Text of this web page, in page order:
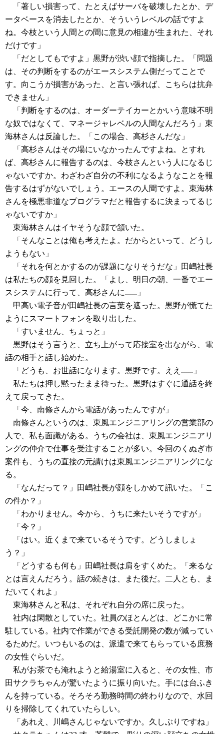
「著しい損害って、たとえばサーバを破壊したとか、デ
ータベースを消去したとか、そういうレベルの話ですよ
ね。今枝という人間との間に意見の相違が生まれた、それ
だけです」
「だとしてもですよ」黒野が渋い顔で指摘した。「問題
は、その判断をするのがエースシステム側だってことで
す。向こうが損害があった、と言い張れば、こちらは抗弁
できません」
「判断をするのは、オーダーテイカーとかいう意味不明
な奴ではなくて、マネージャレベルの人間なんだろう」東
海林さんは反論した。「この場合、高杉さんだな」
「高杉さんはその場にいなかったんですよね。とすれ
ば、高杉さんに報告するのは、今枝さんという人になるじ
ゃないですか。わざわざ自分の不利になるようなことを報
告するはずがないでしょう。エースの人間ですよ。東海林
さんを極悪非道なプログラマだと報告するに決まってるじ
ゃないですか」
東海林さんはイヤそうな顔で頷いた。
「そんなことは俺も考えたよ。だからといって、どうし
ようもない」
「それを何とかするのが課題になりそうだな」田嶋社長
は私たちの顔を見回した。「よし、明日の朝、一番でエー
スシステムに行って、高杉さんに......」
甲高い電子音が田嶋社長の言葉を遮った。黒野が慌てた
ようにスマートフォンを取り出した。
「すいません、ちょっと」
黒野はそう言うと、立ち上がって応接室を出ながら、電
話の相手と話し始めた。
「どうも、お世話になります。黒野です。ええ......」
私たちは押し黙ったまま待った。黒野はすぐに通話を終
えて戻ってきた。
「今、南條さんから電話があったんですが」
南條さんというのは、東風エンジニアリングの営業部の
人で、私も面識がある。うちの会社は、東風エンジニアリ
ングの仲介で仕事を受注することが多い。今回のくぬぎ市
案件も、うちの直接の元請けは東風エンジニアリングにな
る。
「なんだって？」田嶋社長が顔をしかめて訊いた。「こ
の件か？」
「わかりません。今から、うちに来たいそうですが」
「今？」
「はい。近くまで来ているそうです。どうしましょ
う？」
「どうするも何も」田嶋社長は肩をすくめた。「来るな
とは言えんだろう。話の続きは、また後だ。二人とも、ま
だいてくれよ」
東海林さんと私は、それぞれ自分の席に戻った。
社内は閑散としていた。社員のほとんどは、どこかに常
駐している。社内で作業ができる受託開発の数が減ってい
るためだ。いつもいるのは、派遣で来てもらっている庶務
の女性ぐらいだ。
私がお茶でも淹れようと給湯室に入ると、その女性、市
田サクラちゃんが驚いたように振り向いた。手には台ふき
んを持っている。そろそろ勤務時間の終わりなので、水回
りを掃除してくれていたらしい。
「あれえ、川嶋さんじゃないですか。久しぶりですね」